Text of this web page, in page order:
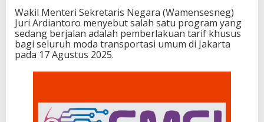
Wakil Menteri Sekretaris Negara (Wamensesneg)
Juri Ardiantoro menyebut salah satu program yang
sedang berjalan adalah pemberlakuan tarif khusus
bagi seluruh moda transportasi umum di Jakarta
pada 17 Agustus 2025.